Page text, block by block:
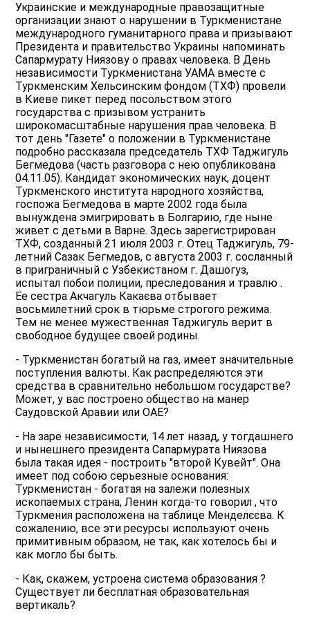
Украинские и международные правозащитные
организации знают о нарушении в Туркменистане
международного гуманитарного права и призывают
Президента и правительство Украины напоминать
Сапармурату Ниязову о правах человека. В День
независимости Туркменистана УАМА вместе с
Туркменским Хельсинским фондом (ТХФ) провели
в Киеве пикет перед посольством этого
государства с призывом устранить
широкомасштабные нарушения прав человека. В
тот день "Газете" о положении в Туркменистане
подробно рассказала председатель ТХФ Таджигуль
Бегмедова (часть разговора с нею опубликована
04.11.05). Кандидат экономических наук, доцент
Туркменского института народного хозяйства,
госпожа Бегмедова в марте 2002 года была
вынуждена эмигрировать в Болгарию, где ныне
живет с детьми в Варне. Здесь зарегистрирован
ТХФ, созданный 21 июля 2003 г. Отец Таджигуль, 79-
летний Сазак Бегмедов, с августа 2003 г. сосланный
в приграничный с Узбекистаном г. Дашогуз,
испытал побои полиции, преследования и травлю .
Ее сестра Акчагуль Какаєва отбывает
восьмилетний срок в тюрьме строгого режима.
Тем не менее мужественная Таджигуль верит в
свободное будущее своей родины.
- Туркменистан богатый на газ, имеет значительные
поступления валюты. Как распределяются эти
средства в сравнительно небольшом государстве?
Может, у вас построено общество на манер
Саудовской Аравии или ОАЕ?
- На заре независимости, 14 лет назад, у тогдашнего
и нынешнего президента Сапармурата Ниязова
была такая идея - построить "второй Кувейт". Она
имеет под собою серьезные основания:
Туркменистан - богатая на залежи полезных
ископаемых страна, Ленин когда-то говорил , что
Туркмения расположена на таблице Менделєєва. К
сожалению, все эти ресурсы используют очень
примитивным образом, не так, как хотелось бы и
как могло бы быть.
- Как, скажем, устроена система образования ?
Существует ли бесплатная образовательная
вертикаль?